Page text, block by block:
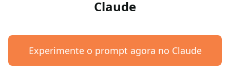
Claude
Experimente o prompt agora no Claude